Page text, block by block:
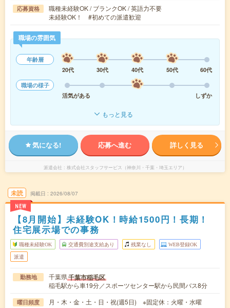
応募資格
職種未経験OK / ブランクOK / 英語力不要
未経験OK！ #初めての派遣歓迎
職場の雰囲気
年齢層
20代
30代 40代 50代
60代
職場の様子
活気がある
しずか
もっと見る
気になる! 応募へ進む 詳しく見る
派遣会社 株式会社スタッフサービス（神奈川・千葉・埼玉エリア）
未読
NEW
掲載日 2026/08/07
【8月開始】未経験OK！時給1500円！長期！
住宅展示場での事務
職種未経験OK 交通費別途支給あり 残業なし WEB登録OK
派遣
勤務地 千葉県千葉市稲毛区
稲毛駅から車19分／スポーツセンター駅から民間バス8分
曜日頻度 月・木・金・土・日・祝(週5日) ※固定休：火曜・水曜